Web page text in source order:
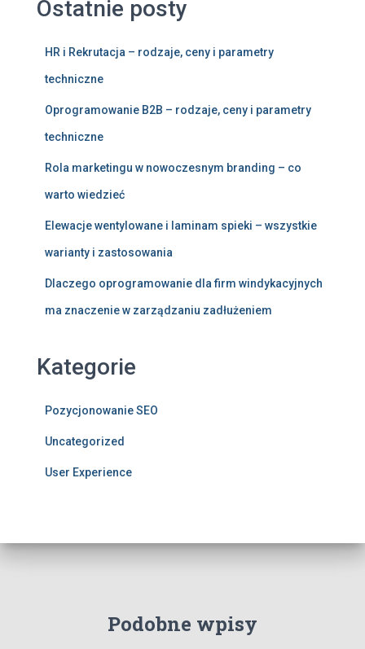
Ostatnie posty
HR i Rekrutacja – rodzaje, ceny i parametry
techniczne
Oprogramowanie B2B – rodzaje, ceny i parametry
techniczne
Rola marketingu w nowoczesnym branding – co
warto wiedzieć
Elewacje wentylowane i laminam spieki – wszystkie
warianty i zastosowania
Dlaczego oprogramowanie dla firm windykacyjnych
ma znaczenie w zarządzaniu zadłużeniem
Kategorie
Pozycjonowanie SEO
Uncategorized
User Experience
Podobne wpisy